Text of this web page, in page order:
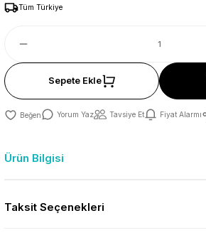
Tüm Türkiye
Sepete Ekle
Yorum Yaz Tavsiye Et Fiyat Alarmı
Ürün Bilgisi
Taksit Seçenekleri